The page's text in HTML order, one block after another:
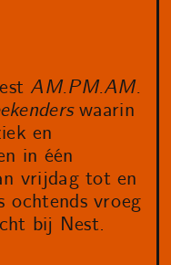
AM.PM.AM.
waarin
en
in één
vrijdag tot en
ochtends vroeg
bij Nest.